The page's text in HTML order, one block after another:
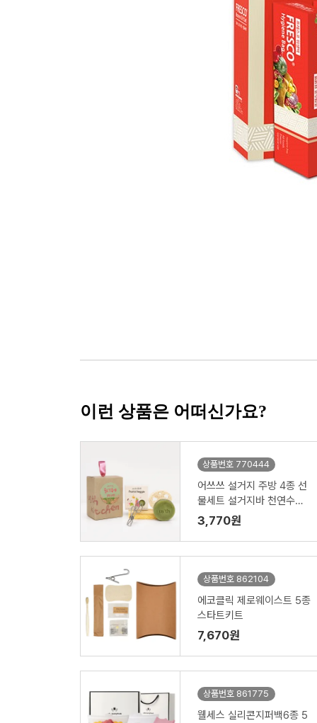
이런 상품은 어떠신가요?
상품번호 770444
어쓰쓰 설거지 주방 4종 선
물세트 설거지바 천연수세
미 제로웨이스트키트
3,770원
상품번호 862104
에코클릭 제로웨이스트 5종
스타트키트
7,670원
상품번호 861775
웰세스 실리콘지퍼백6종 5